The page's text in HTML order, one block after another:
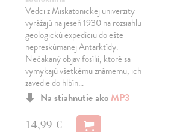
Vedci z Miskatonickej univerzity
vyrážajú na jeseň 1930 na rozsiahlu
geologickú expedíciu do ešte
nepreskúmanej Antarktídy.
Nečakaný objav fosílií, ktoré sa
vymykajú všetkému známemu, ich
zavedie do hlbín…
Na stiahnutie ako MP3
14,99 €